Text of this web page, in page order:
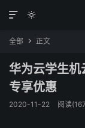


全部  正文
华为云学生
专享优惠
2020-11-22 阅读(